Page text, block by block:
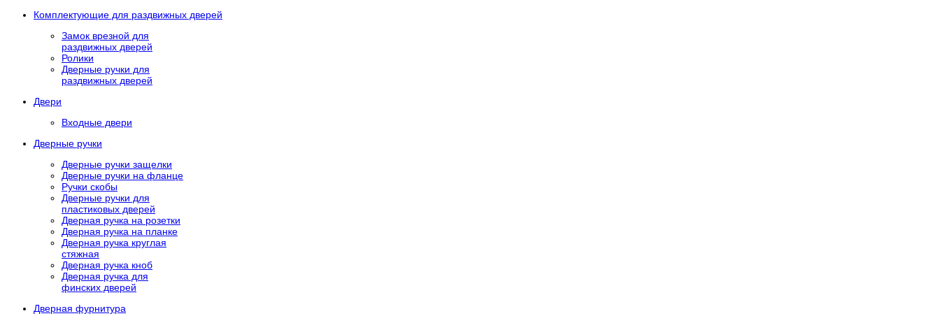
Комплектующие для раздвижных дверей
Замок врезной для
раздвижных дверей
Ролики
Дверные ручки для
раздвижных дверей
Двери
Входные двери
Дверные ручки
Дверные ручки защелки
Дверные ручки на фланце
Ручки скобы
Дверные ручки для
пластиковых дверей
Дверная ручка на розетки
Дверная ручка на планке
Дверная ручка круглая
стяжная
Дверная ручка кноб
Дверная ручка для
финских дверей
Дверная фурнитура